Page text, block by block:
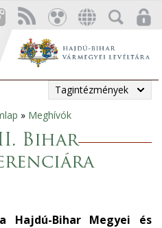
Tagintézmények
» Meghívók
Bihar
Hajdú-Bihar Megyei és